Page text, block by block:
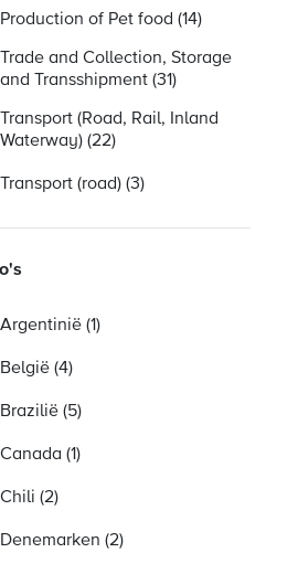
Production of Pet food (14)
Trade and Collection, Storage
and Transshipment (31)
Transport (Road, Rail, Inland
Waterway) (22)
Transport (road) (3)
Argentinië (1)
België (4)
Brazilië (5)
Canada (1)
Chili (2)
Denemarken (2)